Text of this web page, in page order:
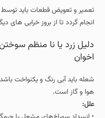
تعمیر و تعویض قطعات باید
انجام گردد تا از بروز خرابی های
دلیل زرد یا نا منظم
اخوان
شعله باید آبی رنگ و یکنواخت
هوا و گاز است.
علل: